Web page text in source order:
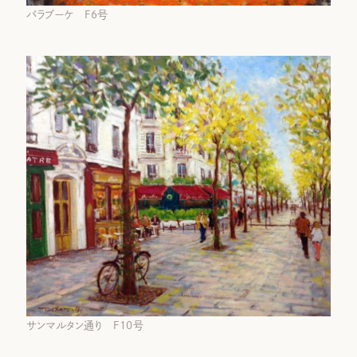
バラブーケ F6号
サンマルタン通り F10号